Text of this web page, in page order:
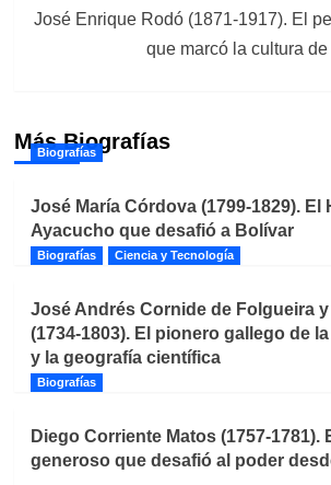
José Enrique Rodó (1871-1917). El
que marcó la cultura
Más Biografías
Biografías
José María Córdova (1799-1829). El
Ayacucho que desafió a Bolívar
Biografías Ciencia y Tecnología
José Andrés Cornide de Folgueira
(1734-1803). El pionero gallego de
y la geografía científica
Biografías
Diego Corriente Matos (1757-1781).
generoso que desafió al poder